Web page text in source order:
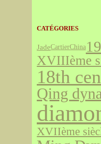
CATÉGORIES
JadeCartierChina
XVIIIème
18th
Qing
XVIIème